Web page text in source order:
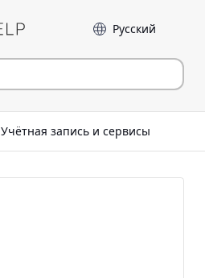
Language
Учётная запись и сервисы